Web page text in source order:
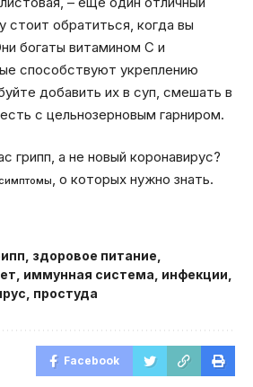
стоит обратиться, когда вы
богаты витамином С и
способствуют укреплению
добавить их в суп, смешать в
с цельнозерновым гарниром.
грипп, а не новый коронавирус?
, о которых нужно знать.
здоровое питание
иммунная система инфекции
простуда
Facebook